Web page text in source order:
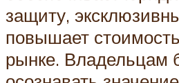
защиту,
повышает
рынке. Владельцам